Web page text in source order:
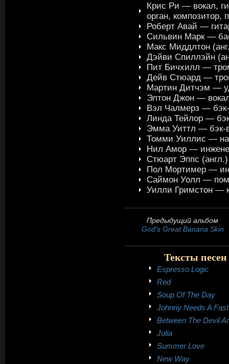
Крис Ри — вокал,
орган, композитор,
Роберт Авай —
Сильвин Марк —
Макс Миддлтон
Дэйви Спиллэйн
Пит Бичхилл —
Дейв Стюард —
Мартин Дитчэм —
Элтон Джон —
Вэл Чалмерз —
Линда Тейлор —
Эмма Уиттл — бэк-
Томми Уиллис —
Нил Амор —
Стюарт Эппс
Пол Мортимер —
Саймон Уолл —
Уилли Гримстон —
Предыдущий альбом
God's Great Banana Skin
Тексты
Espresso Logic
Red
Soup Of The Day
Johnny Needs A
Between The Devil
Julia
Summer Love
New Way